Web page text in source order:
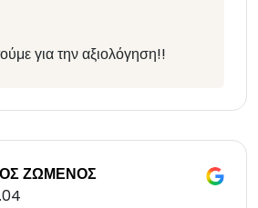
για την αξιολόγηση!!
ΖΩΜΕΝΟΣ